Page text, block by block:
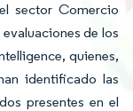
sector Comercio
de los
quienes,
identificado las
presentes en el